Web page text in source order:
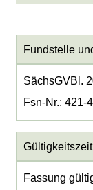
Fundstelle
SächsGVBl.
Fsn-Nr.: 421-4
Fassung